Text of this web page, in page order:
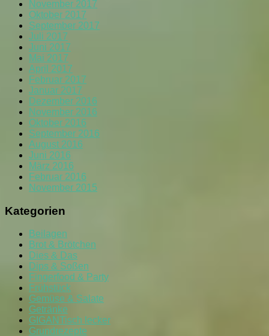
November 2017
Oktober 2017
September 2017
Juli 2017
Juni 2017
Mai 2017
April 2017
Februar 2017
Januar 2017
Dezember 2016
November 2016
Oktober 2016
September 2016
August 2016
Juni 2016
März 2016
Februar 2016
November 2015
Kategorien
Beilagen
Brot & Brötchen
Dies & Das
Dips & Soßen
Fingerfood & Party
Frühstück
Gemüse & Salate
Getränke
GIGANTisch lecker
Grundrezepte